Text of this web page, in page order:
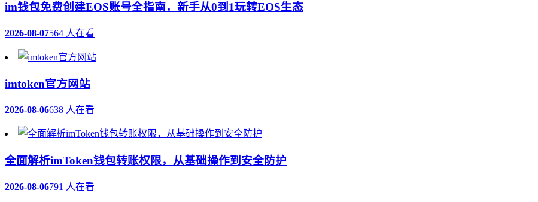
im钱包免费创建EOS账号全指南，新手从0到1玩转EOS生态
2026-08-07564 人在看
imtoken官方网站
2026-08-06638 人在看
全面解析imToken钱包转账权限，从基础操作到安全防护
2026-08-06791 人在看